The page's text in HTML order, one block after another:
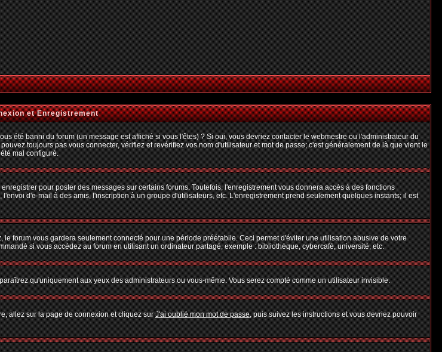
et Enregistrement
été banni du forum (un message est affiché si vous l'êtes) ? Si oui, vous devriez contacter le webmestre ou l'administrateur du
toujours pas vous connecter, vérifiez et revérifiez vos nom d'utilisateur et mot de passe; c'est généralement de là que vient le
mal configuré.
pour poster des messages sur certains forums. Toutefois, l'enregistrement vous donnera accès à des fonctions
d'e-mail à des amis, l'inscription à un groupe d'utilisateurs, etc. L'enregistrement prend seulement quelques instants; il est
le forum vous gardera seulement connecté pour une période préétablie. Ceci permet d'éviter une utilisation abusive de votre
si vous accédez au forum en utilisant un ordinateur partagé, exemple : bibliothèque, cybercafé, université, etc.
qu'uniquement aux yeux des administrateurs ou vous-même. Vous serez compté comme un utilisateur invisible.
allez sur la page de connexion et cliquez surJ'ai oublié mon mot de passe, puis suivez les instructions et vous devriez pouvoir